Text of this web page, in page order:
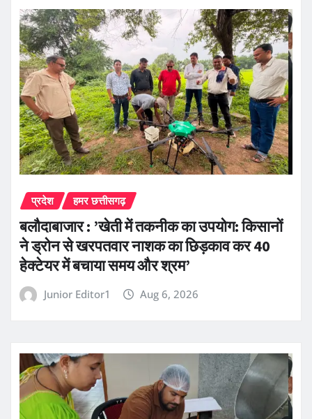
प्रदेश हमर छत्तीसगढ़
बलौदाबाजार : ’खेती में तकनीक का उपयोग: किसानों
ने ड्रोन से खरपतवार नाशक का छिड़काव कर 40
हेक्टेयर में बचाया समय और श्रम’
Junior Editor1 Aug 6, 2026